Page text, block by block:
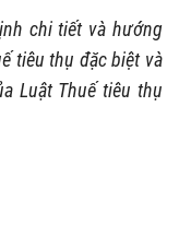
chi tiết và hướng
tiêu thụ đặc biệt và
Luật Thuế tiêu thụ